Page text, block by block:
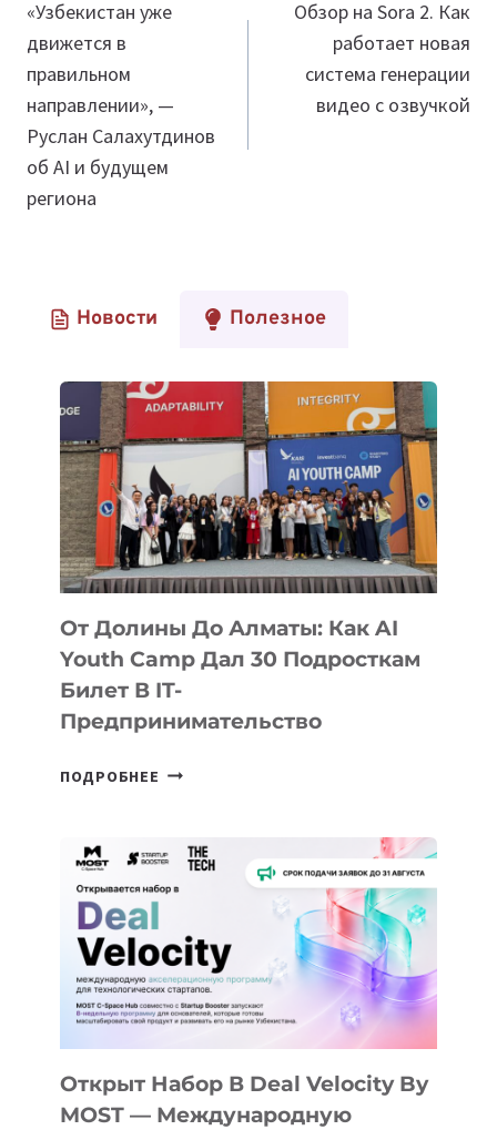
по
записям
«Узбекистан уже
движется в
правильном
направлении», —
Руслан Салахутдинов
об AI и будущем
региона
Обзор на Sora 2. Как
работает новая
система генерации
видео с озвучкой
Новости Полезное
От Долины До Алматы: Как AI
Youth Camp Дал 30 Подросткам
Билет В IT-
Предпринимательство
ПОДРОБНЕЕ ОТ
АЛМАТЫ:
КАК
AI
YOUTH
CAMP
ДАЛ
30
ПОДРОСТКАМ
БИЛЕТ
В
Открыт Набор В Deal Velocity By
MOST — Международную